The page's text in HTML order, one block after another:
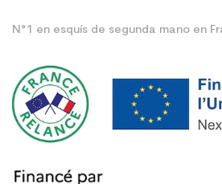
N°1 en esquís de segunda mano en